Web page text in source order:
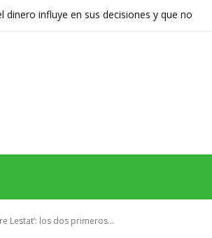
dinero influye en sus decisiones y que no
Lestat’: los dos primeros...